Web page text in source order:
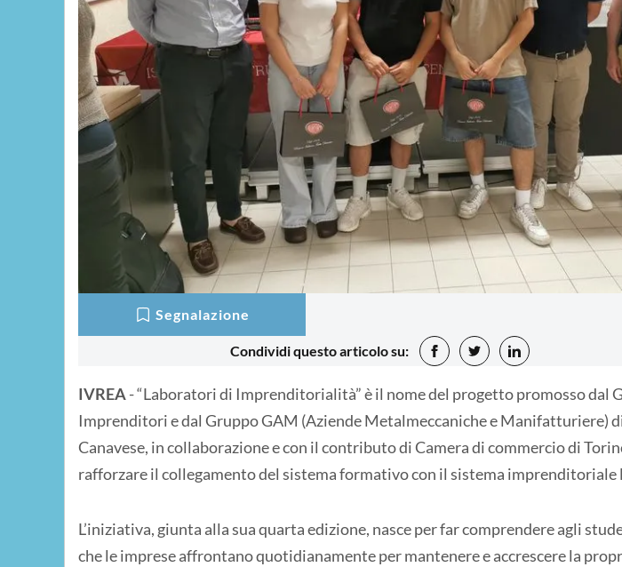
Segnalazione
Condividi questo articolo su:
IVREA- “Laboratori di Imprenditorialità” è il nome del progetto promosso dal
Imprenditori e dal Gruppo GAM (Aziende Metalmeccaniche e Manifatturiere)
Canavese, in collaborazione e con il contributo di Camera di commercio di
rafforzare il collegamento del sistema formativo con il sistema imprenditoriale
L’iniziativa, giunta alla sua quarta edizione, nasce per far comprendere agli
che le imprese affrontano quotidianamente per mantenere e accrescere la